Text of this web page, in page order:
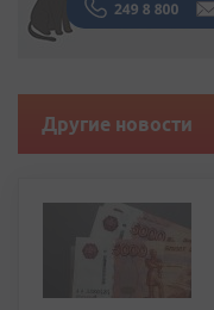
Другие новости